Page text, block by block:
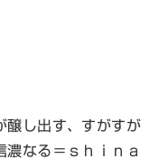
し出す、すがすが
濃なる＝ｓｈｉｎａ